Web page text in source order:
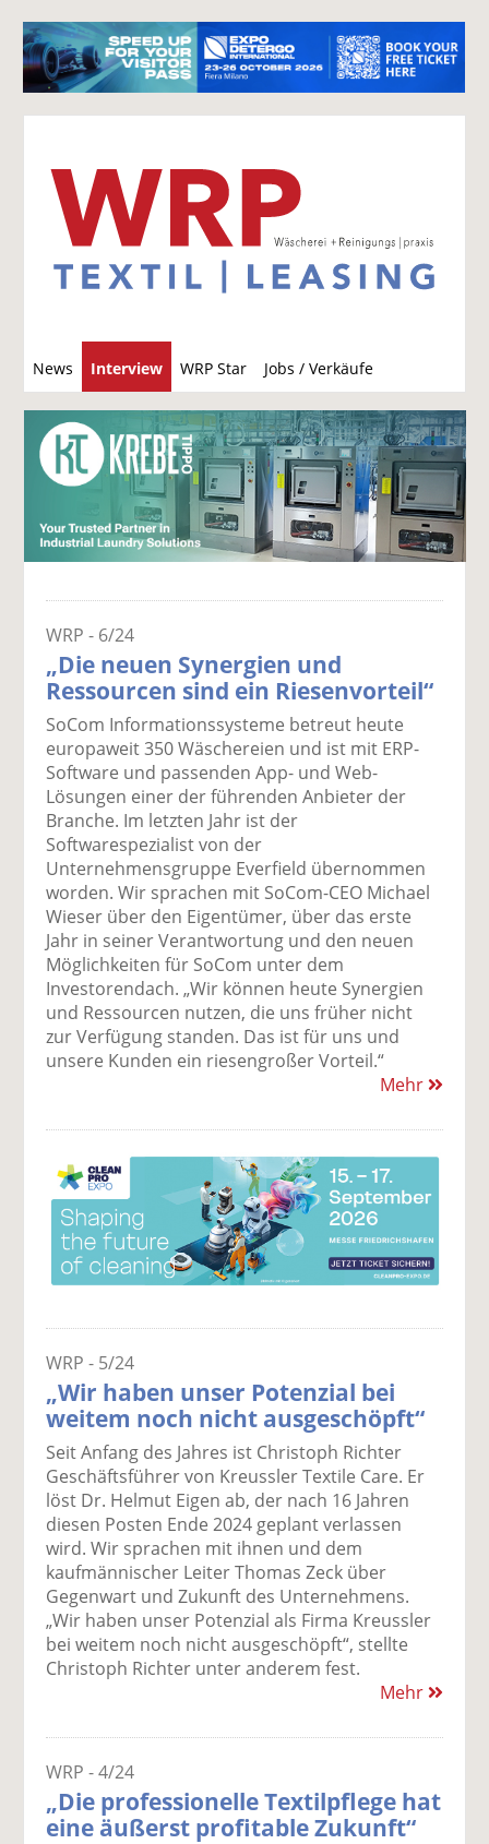
News Interview WRP Star Jobs / Verkäufe
u
c
h
e
WRP - 6/24
„Die neuen Synergien und
Ressourcen sind ein Riesenvorteil“
SoCom Informationssysteme betreut heute
europaweit 350 Wäschereien und ist mit ERP-
Software und passenden App- und Web-
Lösungen einer der führenden Anbieter der
Branche. Im letzten Jahr ist der
Softwarespezialist von der
Unternehmensgruppe Everfield übernommen
worden. Wir sprachen mit SoCom-CEO Michael
Wieser über den Eigentümer, über das erste
Jahr in seiner Verantwortung und den neuen
Möglichkeiten für SoCom unter dem
Investorendach. „Wir können heute Synergien
und Ressourcen nutzen, die uns früher nicht
zur Verfügung standen. Das ist für uns und
unsere Kunden ein riesengroßer Vorteil.“
Mehr
WRP - 5/24
„Wir haben unser Potenzial bei
weitem noch nicht ausgeschöpft“
Seit Anfang des Jahres ist Christoph Richter
Geschäftsführer von Kreussler Textile Care. Er
löst Dr. Helmut Eigen ab, der nach 16 Jahren
diesen Posten Ende 2024 geplant verlassen
wird. Wir sprachen mit ihnen und dem
kaufmännischer Leiter Thomas Zeck über
Gegenwart und Zukunft des Unternehmens.
„Wir haben unser Potenzial als Firma Kreussler
bei weitem noch nicht ausgeschöpft“, stellte
Christoph Richter unter anderem fest.
Mehr
WRP - 4/24
„Die professionelle Textilpflege hat
eine äußerst profitable Zukunft“